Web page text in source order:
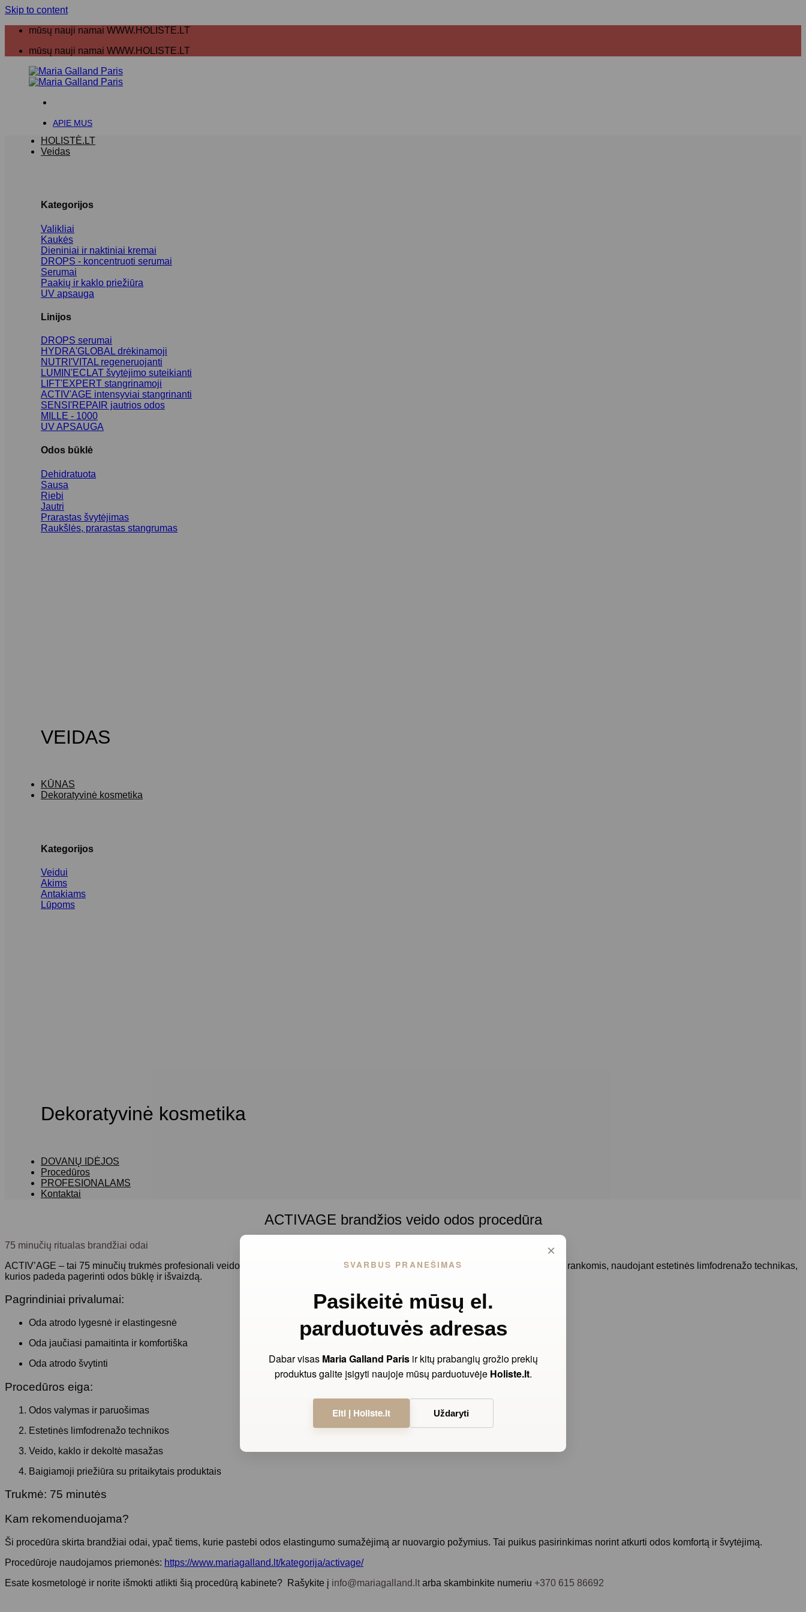
×
SVARBUS PRANEŠIMAS
Pasikeitė mūsų el.
parduotuvės adresas
Dabar visas Maria Galland Parisir kitų prabangių grožio prekių
produktus galite įsigyti naujoje mūsų parduotuvėje Holiste.lt.
Eiti į Holiste.lt Uždaryti
Skip to content
mūsų nauji namai WWW.HOLISTE.LT
mūsų nauji namai WWW.HOLISTE.LT
APIE MUS
HOLISTÈ.LT
Veidas
Kategorijos
Valikliai
Kaukės
Dieniniai ir naktiniai kremai
DROPS - koncentruoti serumai
Serumai
Paakių ir kaklo priežiūra
UV apsauga
Linijos
DROPS serumai
HYDRA'GLOBAL drėkinamoji
NUTRI'VITAL regeneruojanti
LUMIN'ECLAT švytėjimo suteikianti
LIFT'EXPERT stangrinamoji
ACTIV'AGE intensyviai stangrinanti
SENSI'REPAIR jautrios odos
MILLE - 1000
UV APSAUGA
Odos būklė
Dehidratuota
Sausa
Riebi
Jautri
Prarastas švytėjimas
Raukšlės, prarastas stangrumas
VEIDAS
KŪNAS
Dekoratyvinė kosmetika
Kategorijos
Veidui
Akims
Antakiams
Lūpoms
Dekoratyvinė kosmetika
DOVANŲ IDĖJOS
Procedūros
PROFESIONALAMS
Kontaktai
ACTIVAGE brandžios veido odos procedūra
75 minučių ritualas brandžiai odai
ACTIV’AGE – tai 75 minučių trukmės profesionali veido priežiūros procedūra, sukurta specialiai brandžiai odai. Procedūra atliekama rankomis, naudojant estetinės limfodrenažo technikas,
kurios padeda pagerinti odos būklę ir išvaizdą.
Pagrindiniai privalumai:
Oda atrodo lygesnė ir elastingesnė
Oda jaučiasi pamaitinta ir komfortiška
Oda atrodo švytinti
Procedūros eiga:
Odos valymas ir paruošimas
Estetinės limfodrenažo technikos
Veido, kaklo ir dekoltė masažas
Baigiamoji priežiūra su pritaikytais produktais
Trukmė: 75 minutės
Kam rekomenduojama?
Ši procedūra skirta brandžiai odai, ypač tiems, kurie pastebi odos elastingumo sumažėjimą ar nuovargio požymius. Tai puikus pasirinkimas norint atkurti odos komfortą ir švytėjimą.
Procedūroje naudojamos priemonės: https://www.mariagalland.lt/kategorija/activage/
Esate kosmetologė ir norite išmokti atlikti šią procedūrą kabinete? Rašykite į info@mariagalland.lt arba skambinkite numeriu +370 615 86692